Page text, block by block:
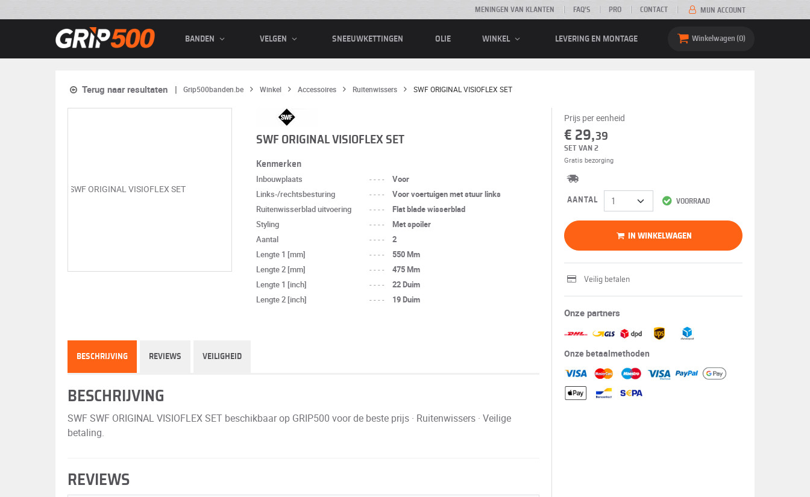
MENINGEN VAN KLANTEN FAQ’S PRO CONTACT MIJN ACCOUNT
BANDEN VELGEN SNEEUWKETTINGEN OLIE WINKEL LEVERING EN MONTAGE Winkelwagen 0
Terug naar resultaten Grip500banden.be Winkel Accessoires Ruitenwissers SWF ORIGINAL VISIOFLEX SET
SWF ORIGINAL VISIOFLEX SET
Kenmerken
Inbouwplaats ----
Voor
Links-/rechtsbesturing
----
Voor voertuigen met stuur links
Ruitenwisserblad uitvoering
----
Flat blade wisserblad
Styling
----
Met spoiler
Aantal
----
2
Lengte 1 [mm]
----
550 Mm
Lengte 2 [mm]
----
475 Mm
Lengte 1 [inch]
----
22 Duim
Lengte 2 [inch]
---- 19 Duim
Prijs per eenheid
€ 29,39
SET VAN 2
Gratis bezorging
VOORRAAD
AANTAL
IN WINKELWAGEN
Veilig betalen
Onze partners
Onze betaalmethoden
BESCHRIJVING REVIEWS VEILIGHEID
BESCHRIJVING
SWF SWF ORIGINAL VISIOFLEX SET beschikbaar op GRIP500 voor de beste prijs · Ruitenwissers · Veilige
betaling.
REVIEWS